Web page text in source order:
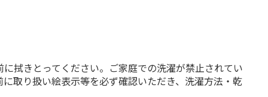
拭きとってください。ご家庭での洗濯が禁止されてい
取り扱い絵表示等を必ず確認いただき、洗濯方法・乾